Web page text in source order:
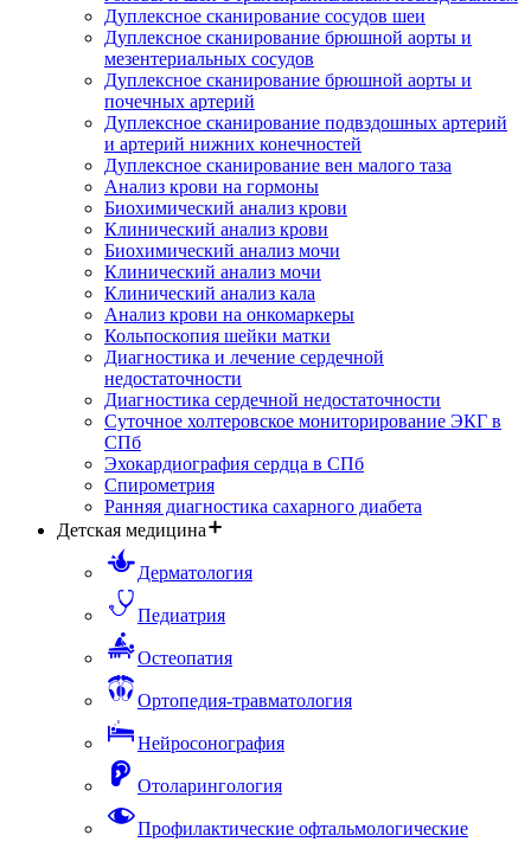
Дуплексное сканирование сосудов шеи
Дуплексное сканирование брюшной аорты и
мезентериальных сосудов
Дуплексное сканирование брюшной аорты и
почечных артерий
Дуплексное сканирование подвздошных артерий
и артерий нижних конечностей
Дуплексное сканирование вен малого таза
Анализ крови на гормоны
Биохимический анализ крови
Клинический анализ крови
Биохимический анализ мочи
Клинический анализ мочи
Клинический анализ кала
Анализ крови на онкомаркеры
Кольпоскопия шейки матки
Диагностика и лечение сердечной
недостаточности
Диагностика сердечной недостаточности
Суточное холтеровское мониторирование ЭКГ в
СПб
Эхокардиография сердца в СПб
Спирометрия
Ранняя диагностика сахарного диабета
Детская медицина
Дерматология
Педиатрия
Остеопатия
Ортопедия-травматология
Нейросонография
Отоларингология
Профилактические офтальмологические